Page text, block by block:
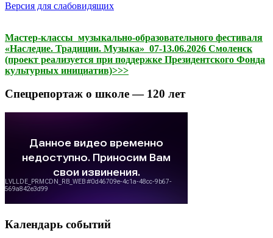
Версия для слабовидящих
Мастер-классы музыкально-образовательного фестиваля
«Наследие. Традиции. Музыка» 07-13.06.2026 Смоленск
(проект реализуется при поддержке Президентского Фонда
культурных инициатив)>>>
Спецрепортаж о школе — 120 лет
Календарь событий